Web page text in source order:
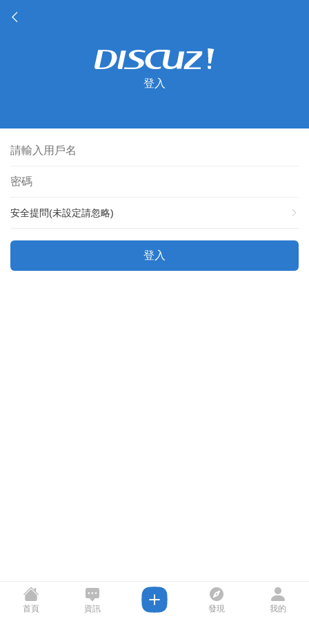
登入
安全提問(未設定請忽略)
登入
首頁 資訊 發現 我的